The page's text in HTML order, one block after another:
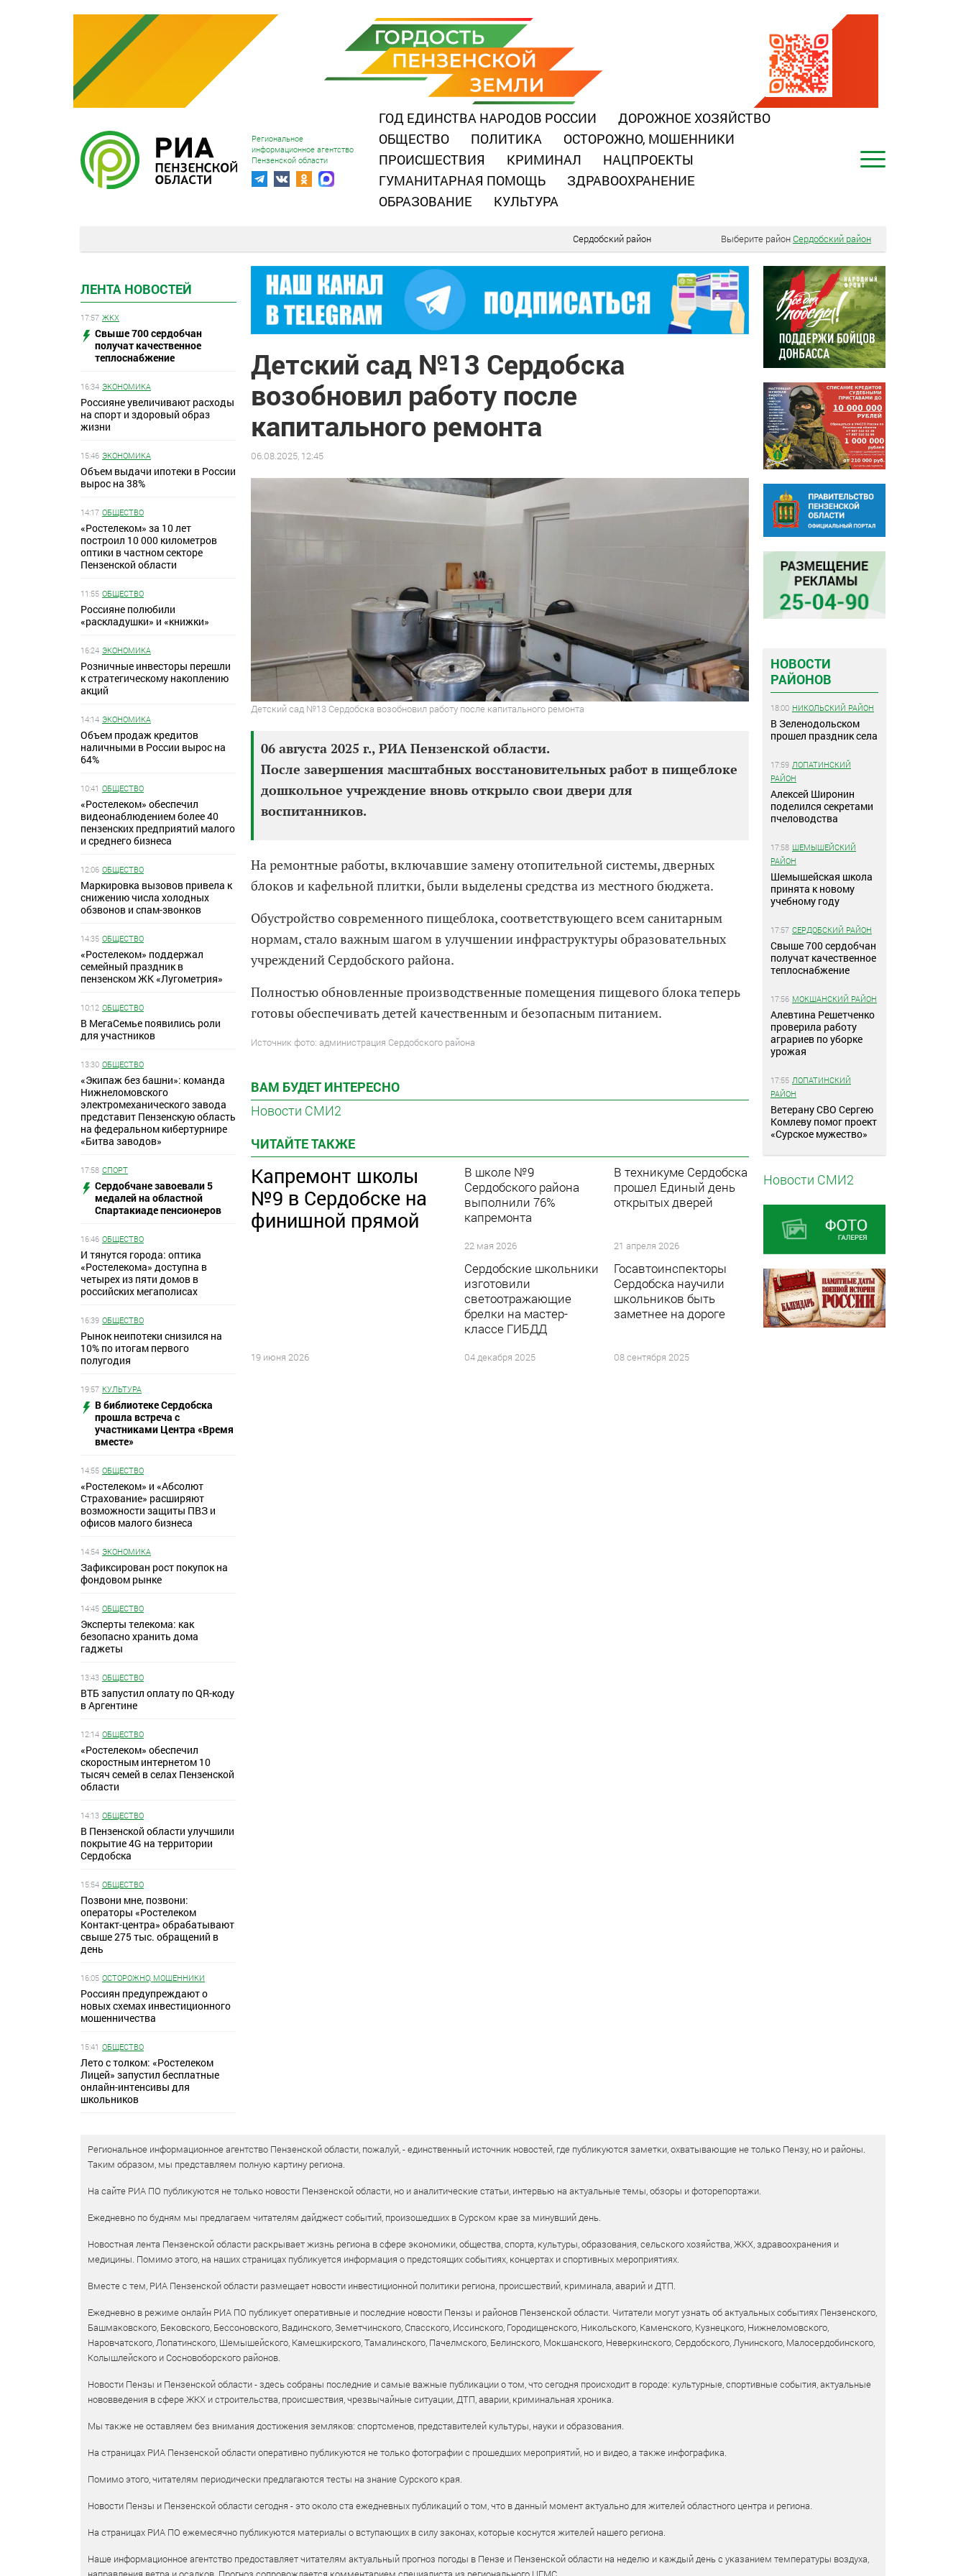
Региональное
информационное агентство
Пензенской области
ГОД ЕДИНСТВА НАРОДОВ РОССИИ
ДОРОЖНОЕ ХОЗЯЙСТВО
ОБЩЕСТВО
ПОЛИТИКА
ОСТОРОЖНО, МОШЕННИКИ
ПРОИСШЕСТВИЯ
КРИМИНАЛ
НАЦПРОЕКТЫ
ГУМАНИТАРНАЯ ПОМОЩЬ
ЗДРАВООХРАНЕНИЕ
ОБРАЗОВАНИЕ
КУЛЬТУРА
Сердобский район Выберите районСердобский район
ЛЕНТА НОВОСТЕЙ
17:57 ЖКХ
Свыше 700 сердобчан
получат качественное
теплоснабжение
16:34 ЭКОНОМИКА
Россияне увеличивают расходы
на спорт и здоровый образ
жизни
15:46 ЭКОНОМИКА
Объем выдачи ипотеки в России
вырос на 38%
14:17 ОБЩЕСТВО
«Ростелеком» за 10 лет
построил 10 000 километров
оптики в частном секторе
Пензенской области
11:55 ОБЩЕСТВО
Россияне полюбили
«раскладушки» и «книжки»
16:24 ЭКОНОМИКА
Розничные инвесторы перешли
к стратегическому накоплению
акций
14:14 ЭКОНОМИКА
Объем продаж кредитов
наличными в России вырос на
64%
10:41 ОБЩЕСТВО
«Ростелеком» обеспечил
видеонаблюдением более 40
пензенских предприятий малого
и среднего бизнеса
12:06 ОБЩЕСТВО
Маркировка вызовов привела к
снижению числа холодных
обзвонов и спам-звонков
14:35 ОБЩЕСТВО
«Ростелеком» поддержал
семейный праздник в
пензенском ЖК «Лугометрия»
10:12 ОБЩЕСТВО
В МегаСемье появились роли
для участников
13:30 ОБЩЕСТВО
«Экипаж без башни»: команда
Нижнеломовского
электромеханического завода
представит Пензенскую область
на федеральном кибертурнире
«Битва заводов»
17:58 СПОРТ
Сердобчане завоевали 5
медалей на областной
Спартакиаде пенсионеров
16:46 ОБЩЕСТВО
И тянутся города: оптика
«Ростелекома» доступна в
четырех из пяти домов в
российских мегаполисах
16:39 ОБЩЕСТВО
Рынок неипотеки снизился на
10% по итогам первого
полугодия
19:57 КУЛЬТУРА
В библиотеке Сердобска
прошла встреча с
участниками Центра «Время
вместе»
14:55 ОБЩЕСТВО
«Ростелеком» и «Абсолют
Страхование» расширяют
возможности защиты ПВЗ и
офисов малого бизнеса
14:54 ЭКОНОМИКА
Зафиксирован рост покупок на
фондовом рынке
14:45 ОБЩЕСТВО
Эксперты телекома: как
безопасно хранить дома
гаджеты
13:43 ОБЩЕСТВО
ВТБ запустил оплату по QR-коду
в Аргентине
12:14 ОБЩЕСТВО
«Ростелеком» обеспечил
скоростным интернетом 10
тысяч семей в селах Пензенской
области
14:13 ОБЩЕСТВО
В Пензенской области улучшили
покрытие 4G на территории
Сердобска
15:54 ОБЩЕСТВО
Позвони мне, позвони:
операторы «Ростелеком
Контакт-центра» обрабатывают
свыше 275 тыс. обращений в
день
16:05 ОСТОРОЖНО, МОШЕННИКИ
Россиян предупреждают о
новых схемах инвестиционного
мошенничества
15:41 ОБЩЕСТВО
Лето с толком: «Ростелеком
Лицей» запустил бесплатные
онлайн-интенсивы для
школьников
Детский сад №13 Сердобска
возобновил работу после
капитального ремонта
06.08.2025, 12:45
Детский сад №13 Сердобска возобновил работу после капитального ремонта
06 августа 2025 г., РИА Пензенской области.
После завершения масштабных восстановительных работ в пищеблоке
дошкольное учреждение вновь открыло свои двери для
воспитанников.
На ремонтные работы, включавшие замену отопительной системы, дверных
блоков и кафельной плитки, были выделены средства из местного бюджета.
Обустройство современного пищеблока, соответствующего всем санитарным
нормам, стало важным шагом в улучшении инфраструктуры образовательных
учреждений Сердобского района.
Полностью обновленные производственные помещения пищевого блока теперь
готовы обеспечивать детей качественным и безопасным питанием.
Источник фото: администрация Сердобского района
ВАМ БУДЕТ ИНТЕРЕСНО
Новости СМИ2
ЧИТАЙТЕ ТАКЖЕ
Капремонт школы
№9 в Сердобске на
финишной прямой
19 июня 2026
В школе №9
Сердобского района
выполнили 76%
капремонта
22 мая 2026
В техникуме Сердобска
прошел Единый день
открытых дверей
21 апреля 2026
Сердобские школьники
изготовили
светоотражающие
брелки на мастер-
классе ГИБДД
04 декабря 2025
Госавтоинспекторы
Сердобска научили
школьников быть
заметнее на дороге
08 сентября 2025
НОВОСТИ
РАЙОНОВ
18:00 НИКОЛЬСКИЙ РАЙОН
В Зеленодольском
прошел праздник села
17:59 ЛОПАТИНСКИЙ
РАЙОН
Алексей Широнин
поделился секретами
пчеловодства
17:58 ШЕМЫШЕЙСКИЙ
РАЙОН
Шемышейская школа
принята к новому
учебному году
17:57 СЕРДОБСКИЙ РАЙОН
Свыше 700 сердобчан
получат качественное
теплоснабжение
17:56 МОКШАНСКИЙ РАЙОН
Алевтина Решетченко
проверила работу
аграриев по уборке
урожая
17:55 ЛОПАТИНСКИЙ
РАЙОН
Ветерану СВО Сергею
Комлеву помог проект
«Сурское мужество»
Новости СМИ2
Региональное информационное агентство Пензенской области, пожалуй, - единственный источник новостей, где публикуются заметки, охватывающие не только Пензу, но и районы.
Таким образом, мы представляем полную картину региона.
На сайте РИА ПО публикуются не только новости Пензенской области, но и аналитические статьи, интервью на актуальные темы, обзоры и фоторепортажи.
Ежедневно по будням мы предлагаем читателям дайджест событий, произошедших в Сурском крае за минувший день.
Новостная лента Пензенской области раскрывает жизнь региона в сфере экономики, общества, спорта, культуры, образования, сельского хозяйства, ЖКХ, здравоохранения и
медицины. Помимо этого, на наших страницах публикуется информация о предстоящих событиях, концертах и спортивных мероприятиях.
Вместе с тем, РИА Пензенской области размещает новости инвестиционной политики региона, происшествий, криминала, аварий и ДТП.
Ежедневно в режиме онлайн РИА ПО публикует оперативные и последние новости Пензы и районов Пензенской области. Читатели могут узнать об актуальных событиях Пензенского,
Башмаковского, Бековского, Бессоновского, Вадинского, Земетчинского, Спасского, Иссинского, Городищенского, Никольского, Каменского, Кузнецкого, Нижнеломовского,
Наровчатского, Лопатинского, Шемышейского, Камешкирского, Тамалинского, Пачелмского, Белинского, Мокшанского, Неверкинского, Сердобского, Лунинского, Малосердобинского,
Колышлейского и Сосновоборского районов.
Новости Пензы и Пензенской области - здесь собраны последние и самые важные публикации о том, что сегодня происходит в городе: культурные, спортивные события, актуальные
нововведения в сфере ЖКХ и строительства, происшествия, чрезвычайные ситуации, ДТП, аварии, криминальная хроника.
Мы также не оставляем без внимания достижения земляков: спортсменов, представителей культуры, науки и образования.
На страницах РИА Пензенской области оперативно публикуются не только фотографии с прошедших мероприятий, но и видео, а также инфографика.
Помимо этого, читателям периодически предлагаются тесты на знание Сурского края.
Новости Пензы и Пензенской области сегодня - это около ста ежедневных публикаций о том, что в данный момент актуально для жителей областного центра и региона.
На страницах РИА ПО ежемесячно публикуются материалы о вступающих в силу законах, которые коснутся жителей нашего региона.
Наше информационное агентство предоставляет читателям актуальный прогноз погоды в Пензе и Пензенской области на неделю и каждый день с указанием температуры воздуха,